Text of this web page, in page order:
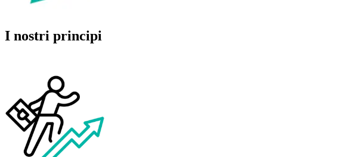
I nostri principi